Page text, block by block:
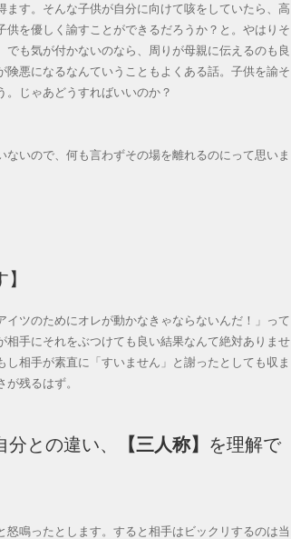
す。そんな子供が自分に向けて咳をしていたら、高
を優しく諭すことができるだろうか？と。やはりそ
も気が付かないのなら、周りが母親に伝えるのも良
悪になるなんていうこともよくある話。子供を諭そ
。じゃあどうすればいいのか？
いので、何も言わずその場を離れるのにって思いま
ツのためにオレが動かなきゃならないんだ！」って
手にそれをぶつけても良い結果なんて絶対ありませ
相手が素直に「すいません」と謝ったとしても収ま
残るはず。
との違い、 【三人称】 を理解で
鳴ったとします。すると相手はビックリするのは当